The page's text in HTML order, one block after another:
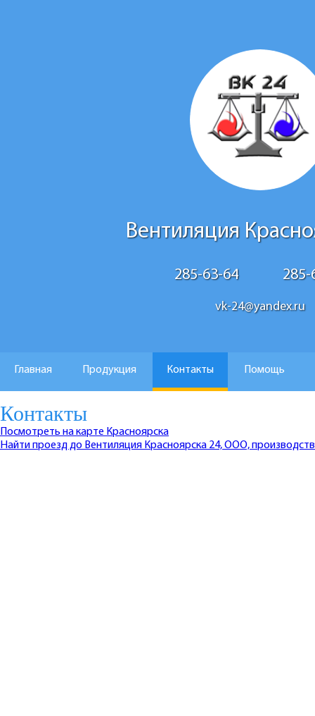
Вентиляция
285-63-64 285-
vk-24@yandex.ru
Главная Продукция Контакты Помощь
Контакты
Посмотреть на карте Красноярска
Найти проезд до Вентиляция Красноярска 24, ООО,